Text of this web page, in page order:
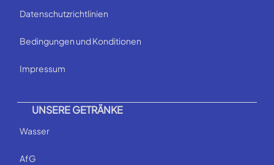
Datenschutzrichtlinien
Bedingungen und Konditionen
Impressum
UNSERE GETRÄNKE
Wasser
AfG